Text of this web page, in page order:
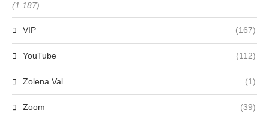
(1 187)
VIP (167)
YouTube (112)
Zolena Val (1)
Zoom (39)